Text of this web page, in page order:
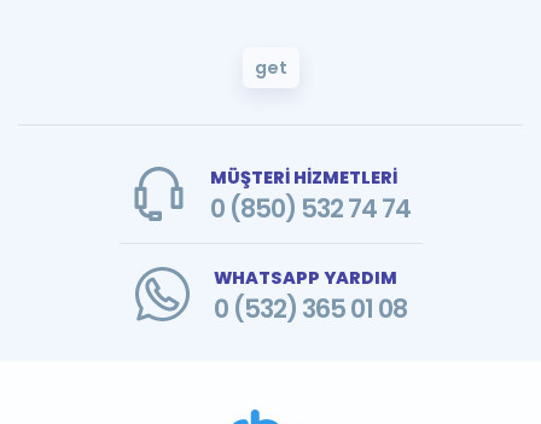
get
MÜŞTERİ HİZMETLERİ
0 (850) 532 74 74
WHATSAPP YARDIM
0 (532) 365 01 08